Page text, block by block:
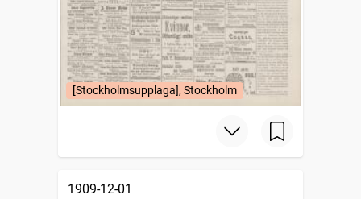
[Stockholmsupplaga], Stockholm
1909-12-01